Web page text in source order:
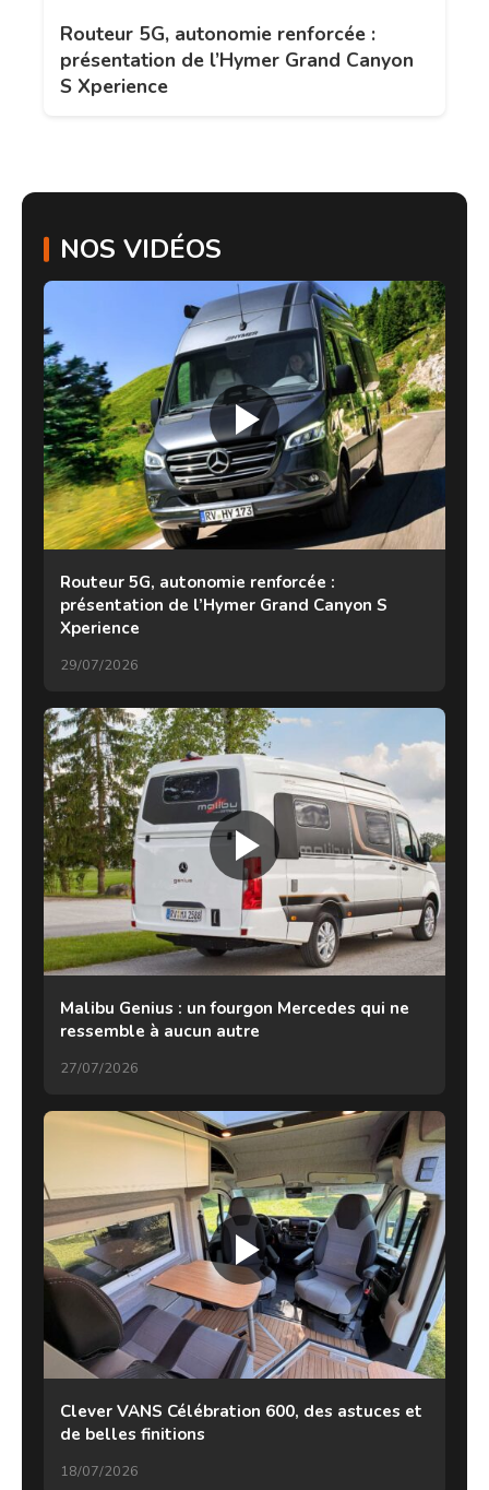
Routeur 5G, autonomie renforcée :
présentation de l’Hymer Grand Canyon
S Xperience
NOS VIDÉOS
Routeur 5G, autonomie renforcée :
présentation de l’Hymer Grand Canyon S
Xperience
29/07/2026
Malibu Genius : un fourgon Mercedes qui ne
ressemble à aucun autre
27/07/2026
Clever VANS Célébration 600, des astuces et
de belles finitions
18/07/2026